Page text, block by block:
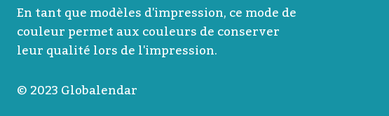
En tant que modèles d'impression, ce mode de
couleur permet aux couleurs de conserver
leur qualité lors de l'impression.
© 2023 Globalendar